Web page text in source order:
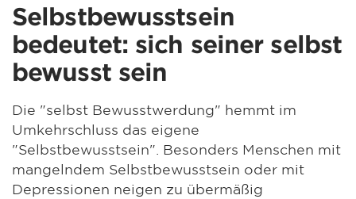
Selbstbewusstsein
bedeutet: sich seiner selbst
bewusst sein
Die "selbst Bewusstwerdung" hemmt im
Umkehrschluss das eigene
"Selbstbewusstsein". Besonders Menschen mit
mangelndem Selbstbewusstsein oder mit
Depressionen neigen zu übermäßig